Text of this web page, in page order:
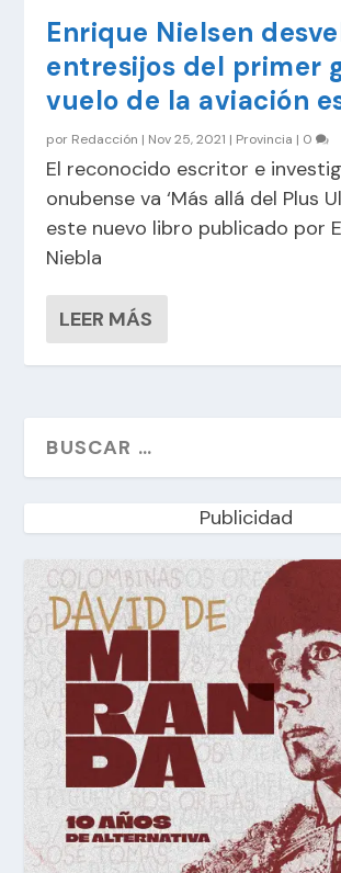
Enrique Nielsen
entresijos del primer
vuelo de la aviación
por Redacción | Nov 25, 2021 | Provincia | 0
El reconocido escritor e
onubense va ‘Más allá del Plus
este nuevo libro publicado por
Niebla
LEER MÁS
Publicidad